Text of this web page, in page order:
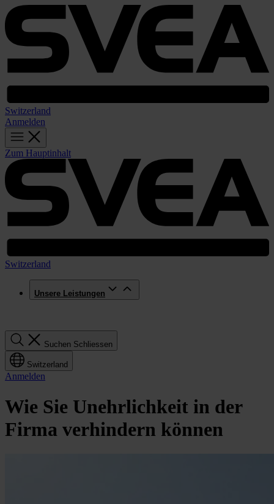
Switzerland
Anmelden
Zum Hauptinhalt
Switzerland
Unsere Leistungen
Suchen Schliessen
Switzerland
Anmelden
Wie Sie Unehrlichkeit in der
Firma verhindern können